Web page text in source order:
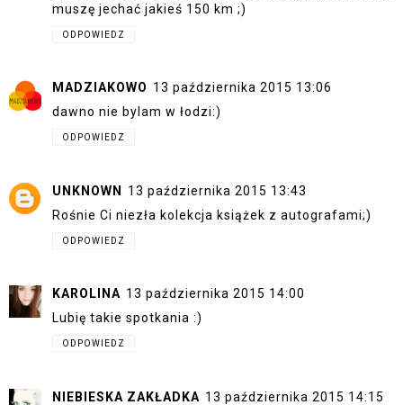
muszę jechać jakieś 150 km ;)
ODPOWIEDZ
MADZIAKOWO 13 października 2015 13:06
dawno nie bylam w łodzi:)
ODPOWIEDZ
UNKNOWN
13 października 2015 13:43
Rośnie Ci niezła kolekcja książek z autografami;)
ODPOWIEDZ
KAROLINA 13 października 2015 14:00
Lubię takie spotkania :)
ODPOWIEDZ
NIEBIESKA ZAKŁADKA 13 października 2015 14:15